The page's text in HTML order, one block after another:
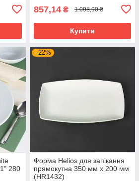
857,14 ₴ 1 098,90 ₴
Купити
280
–22%
Форма Helios для запікання
прямокутна 350 мм х 200 мм
(HR1432)